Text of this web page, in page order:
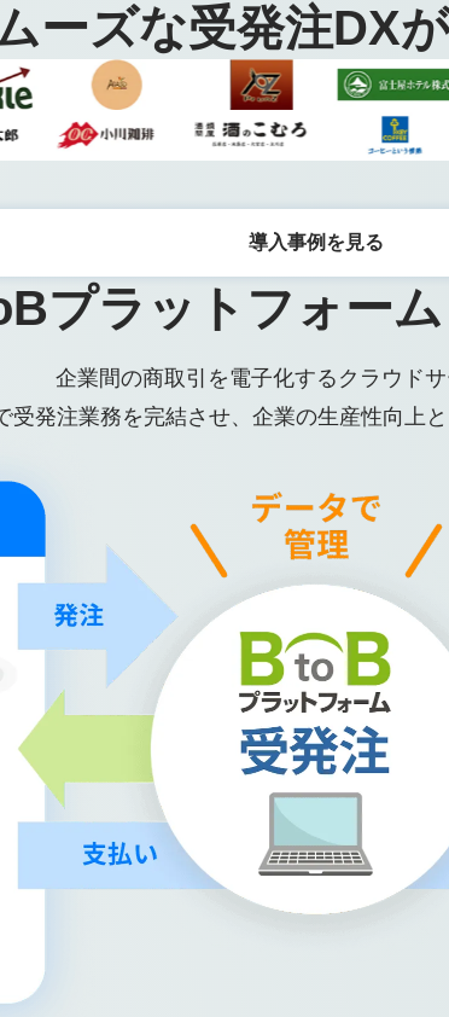
ーズな受発注DX
導入事例を見る
プラットフォー
企業間の商取引を電子化するクラウドサ
受発注業務を完結させ、企業の生産性向上